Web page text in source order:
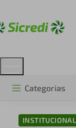
Categorias
INSTITUCIONAL